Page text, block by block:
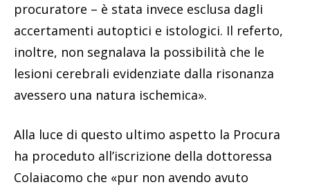
procuratore – è stata invece esclusa dagli
accertamenti autoptici e istologici. Il referto,
inoltre, non segnalava la possibilità che le
lesioni cerebrali evidenziate dalla risonanza
avessero una natura ischemica».
Alla luce di questo ultimo aspetto la Procura
ha proceduto all’iscrizione della dottoressa
Colaiacomo che «pur non avendo avuto